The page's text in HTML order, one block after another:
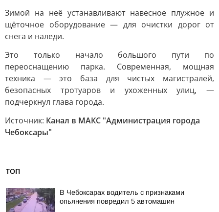
Зимой на неё устанавливают навесное плужное и
щёточное оборудование — для очистки дорог от
снега и наледи.
Это только начало большого пути по
переоснащению парка. Современная, мощная
техника — это база для чистых магистралей,
безопасных тротуаров и ухоженных улиц, —
подчеркнул глава города.
Источник: Канал в МАКС "Администрация города
Чебоксары"
ТОП
В Чебоксарах водитель с признаками
опьянения повредил 5 автомашин